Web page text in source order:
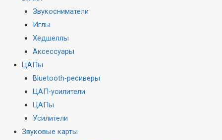
Звукосниматели
Иглы
Хедшеллы
Аксессуары
ЦАПы
Bluetooth-ресиверы
ЦАП-усилители
ЦАПы
Усилители
Звуковые карты